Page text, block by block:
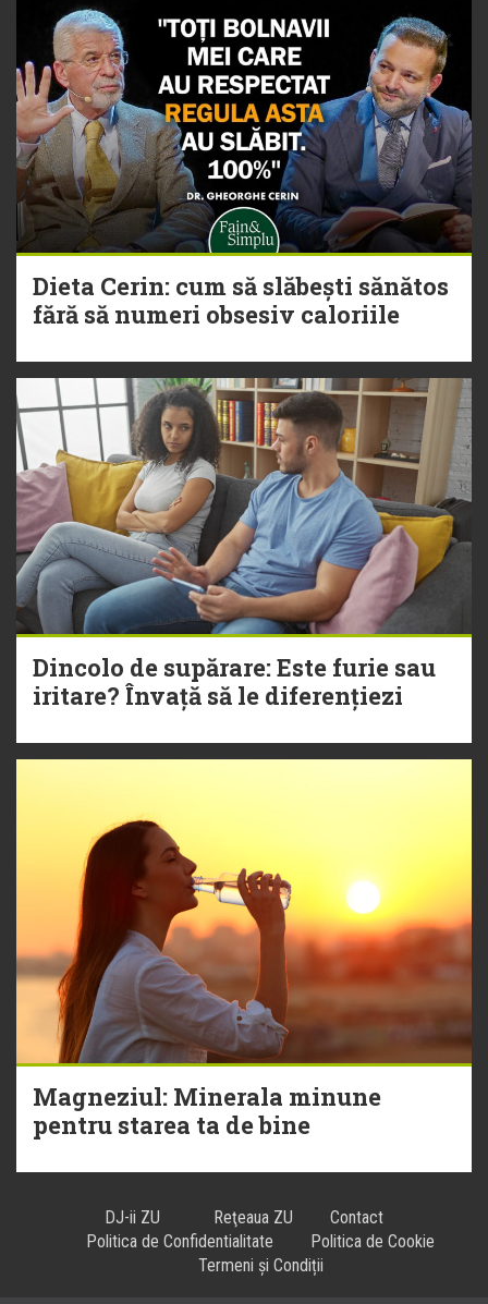
Dieta Cerin: cum să slăbești sănătos
fără să numeri obsesiv caloriile
Dincolo de supărare: Este furie sau
iritare? Învață să le diferențiezi
Magneziul: Minerala minune
pentru starea ta de bine
DJ-ii ZU Reţeaua ZU
Contact
Politica de Confidentialitate
Politica de Cookie
Termeni și Condiții